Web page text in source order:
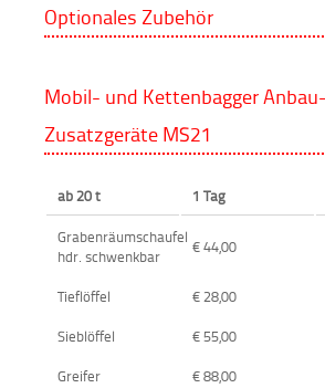
Optionales Zubehör
Mobil- und Kettenbagger
Zusatzgeräte MS21
ab 20 t 1 Tag
Grabenräumschaufel
hdr. schwenkbar
€ 44,00
Tieflöffel € 28,00
Sieblöffel
€ 55,00
Greifer
€ 88,00